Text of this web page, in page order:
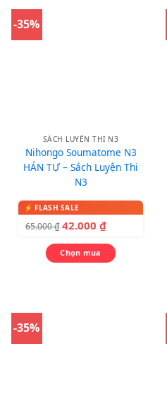
-35%
SÁCH LUYỆN THI N3
Nihongo Soumatome N3
HÁN TỰ – Sách Luyện Thi
N3
65.000₫ 42.000 ₫
Chọn mua
-35%